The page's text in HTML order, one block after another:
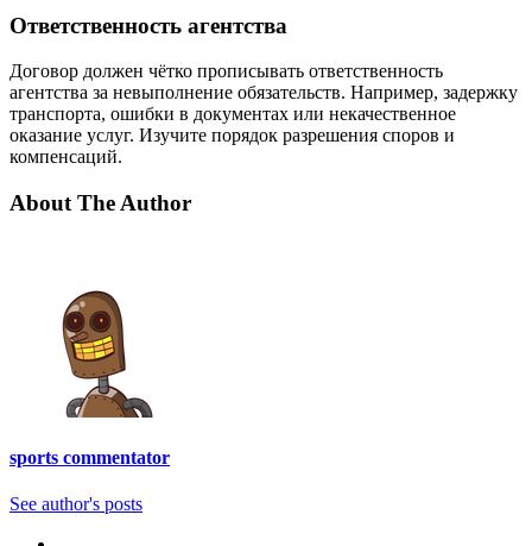
Ответственность агентства
Договор должен чётко прописывать ответственность
агентства за невыполнение обязательств. Например, задержку
транспорта, ошибки в документах или некачественное
оказание услуг. Изучите порядок разрешения споров и
компенсаций.
About The Author
sports commentator
See author's posts